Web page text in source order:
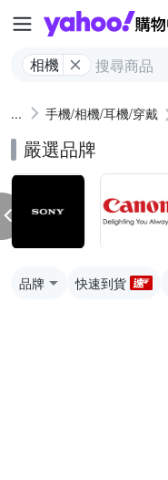
相機
手機/相機/耳機/穿戴
嚴選品牌
品牌 快速到貨